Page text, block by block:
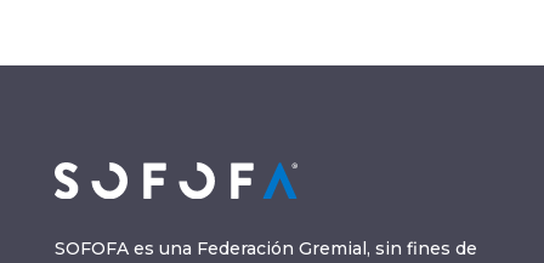
SOFOFA es una Federación Gremial, sin fines de